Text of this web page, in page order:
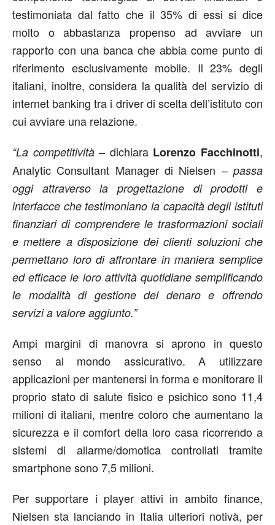
testimoniata dal fatto che il 35% di essi si dice
molto o abbastanza propenso ad avviare un
rapporto con una banca che abbia come punto di
riferimento esclusivamente mobile. Il 23% degli
italiani, inoltre, considera la qualità del servizio di
internet banking tra i driver di scelta dell’istituto con
cui avviare una relazione.
“La competitività– dichiara Lorenzo Facchinotti,
Analytic Consultant Manager di Nielsen – passa
oggi attraverso la progettazione di prodotti e
interfacce che testimoniano la capacità degli istituti
finanziari di comprendere le trasformazioni sociali
e mettere a disposizione dei clienti soluzioni che
permettano loro di affrontare in maniera semplice
ed efficace le loro attività quotidiane semplificando
le modalità di gestione del denaro e offrendo
servizi a valore aggiunto.”
Ampi margini di manovra si aprono in questo
senso al mondo assicurativo. A utilizzare
applicazioni per mantenersi in forma e monitorare il
proprio stato di salute fisico e psichico sono 11,4
milioni di italiani, mentre coloro che aumentano la
sicurezza e il comfort della loro casa ricorrendo a
sistemi di allarme/domotica controllati tramite
smartphone sono 7,5 milioni.
Per supportare i player attivi in ambito finance,
Nielsen sta lanciando in Italia ulteriori notivà, per